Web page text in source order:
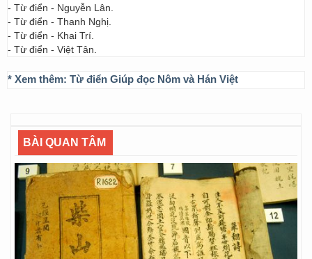
- Từ điển - Nguyễn Lân.
- Từ điển - Thanh Nghị.
- Từ điển - Khai Trí.
- Từ điển - Việt Tân.
* Xem thêm: Từ điển Giúp đọc Nôm và Hán Việt
BÀI QUAN TÂM